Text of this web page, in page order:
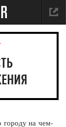
городу на чем-